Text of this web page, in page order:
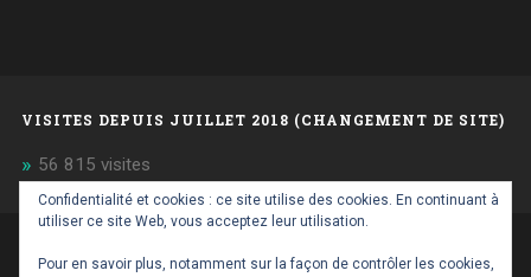
VISITES DEPUIS JUILLET 2018 (CHANGEMENT DE SITE)
56 815 visites
FIÈREMENT PROPULSÉ PAR WORDPRESS |THÈME :
Confidentialité et cookies : ce site utilise des cookies. En continuant à
utiliser ce site Web, vous acceptez leur utilisation.
Pour en savoir plus, notamment sur la façon de contrôler les cookies,